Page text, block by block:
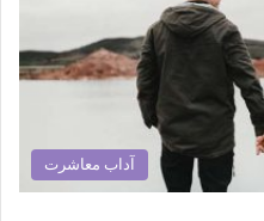
آداب معاشرت